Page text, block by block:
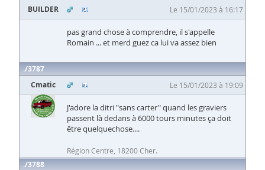
BUILDER
Le 15/01/2023 à 16:17
pas grand chose à comprendre, il s'appelle
Romain ... et merd guez ca lui va assez bien
3787
Cmatic
Le 15/01/2023 à 19:09
J'adore la ditri "sans carter" quand les graviers
passent là dedans à 6000 tours minutes ça doit
être quelquechose....
Région Centre, 18200 Cher.
3788